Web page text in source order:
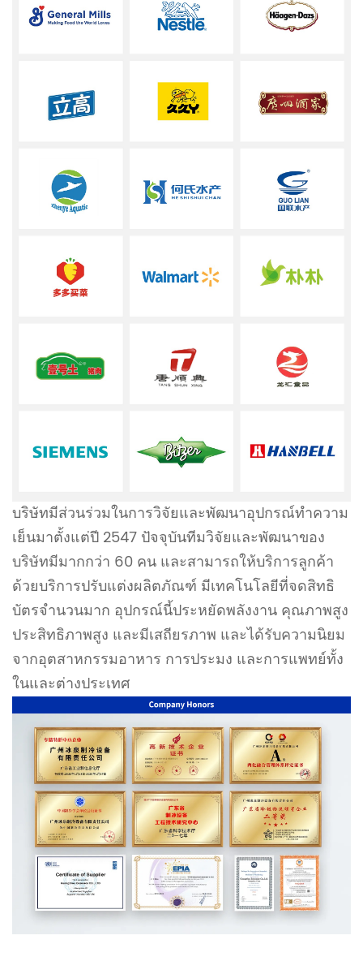
บริษัทมีส่วนร่วมในการวิจัยและพัฒนาอุปกรณ์ทำความ
เย็นมาตั้งแต่ปี 2547 ปัจจุบันทีมวิจัยและพัฒนาของ
บริษัทมีมากกว่า 60 คน และสามารถให้บริการลูกค้า
ด้วยบริการปรับแต่งผลิตภัณฑ์ มีเทคโนโลยีที่จดสิทธิ
บัตรจำนวนมาก อุปกรณ์นี้ประหยัดพลังงาน คุณภาพสูง
ประสิทธิภาพสูง และมีเสถียรภาพ และได้รับความนิยม
จากอุตสาหกรรมอาหาร การประมง และการแพทย์ทั้ง
ในและต่างประเทศ